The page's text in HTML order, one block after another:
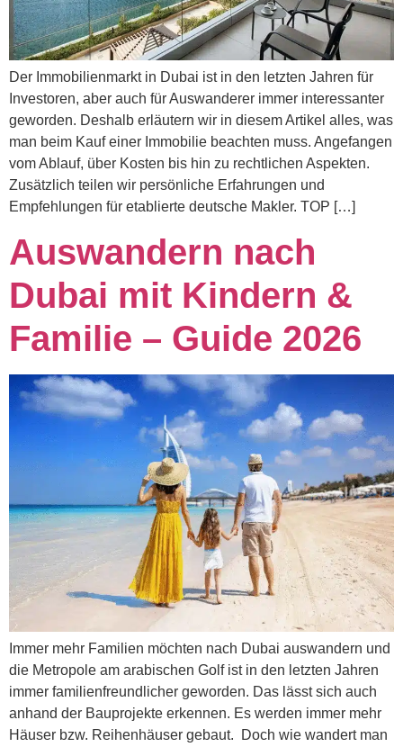
Der Immobilienmarkt in Dubai ist in den letzten Jahren für
Investoren, aber auch für Auswanderer immer interessanter
geworden. Deshalb erläutern wir in diesem Artikel alles, was
man beim Kauf einer Immobilie beachten muss. Angefangen
vom Ablauf, über Kosten bis hin zu rechtlichen Aspekten.
Zusätzlich teilen wir persönliche Erfahrungen und
Empfehlungen für etablierte deutsche Makler. TOP […]
Auswandern nach
Dubai mit Kindern &
Familie – Guide 2026
Immer mehr Familien möchten nach Dubai auswandern und
die Metropole am arabischen Golf ist in den letzten Jahren
immer familienfreundlicher geworden. Das lässt sich auch
anhand der Bauprojekte erkennen. Es werden immer mehr
Häuser bzw. Reihenhäuser gebaut. Doch wie wandert man